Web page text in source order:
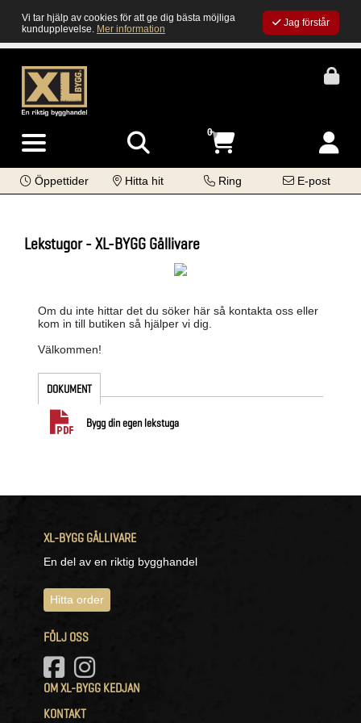
Vi tar hjälp av cookies för att ge dig bästa möjliga
kundupplevelse. Mer information
Jag förstår
0
Öppettider Hitta hit Ring E-post
Lekstugor - XL-BYGG Gällivare
Om du inte hittar det du söker här så kontakta oss eller
kom in till butiken så hjälper vi dig.
Välkommen!
DOKUMENT
Bygg din egen lekstuga
XL-BYGG GÄLLIVARE
En del av en riktig bygghandel
Hitta order
FÖLJ OSS
OM XL-BYGG KEDJAN
KONTAKT